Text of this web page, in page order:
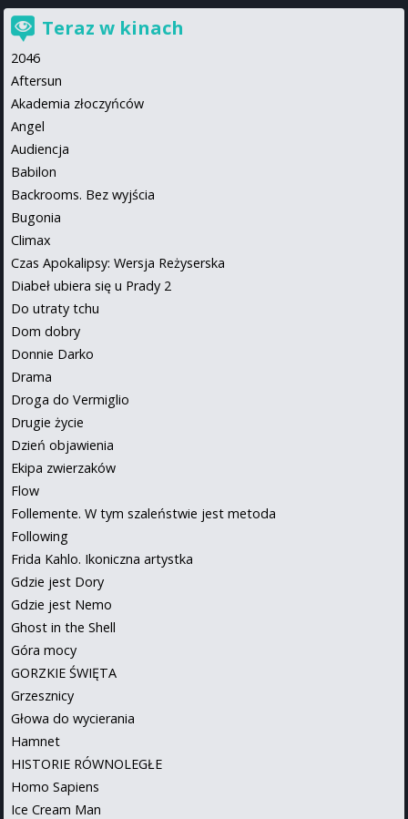
Teraz w kinach
2046
Aftersun
Akademia złoczyńców
Angel
Audiencja
Babilon
Backrooms. Bez wyjścia
Bugonia
Climax
Czas Apokalipsy: Wersja Reżyserska
Diabeł ubiera się u Prady 2
Do utraty tchu
Dom dobry
Donnie Darko
Drama
Droga do Vermiglio
Drugie życie
Dzień objawienia
Ekipa zwierzaków
Flow
Follemente. W tym szaleństwie jest metoda
Following
Frida Kahlo. Ikoniczna artystka
Gdzie jest Dory
Gdzie jest Nemo
Ghost in the Shell
Góra mocy
GORZKIE ŚWIĘTA
Grzesznicy
Głowa do wycierania
Hamnet
HISTORIE RÓWNOLEGŁE
Homo Sapiens
Ice Cream Man